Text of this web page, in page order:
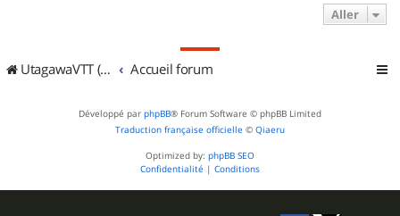
Aller
UtagawaVTT (Randos VTT et VTTAE avec traces GPS) Accueil forum
Développé par phpBB® Forum Software © phpBB Limited
Traduction française officielle © Qiaeru
Optimized by: phpBB SEO
Confidentialité | Conditions